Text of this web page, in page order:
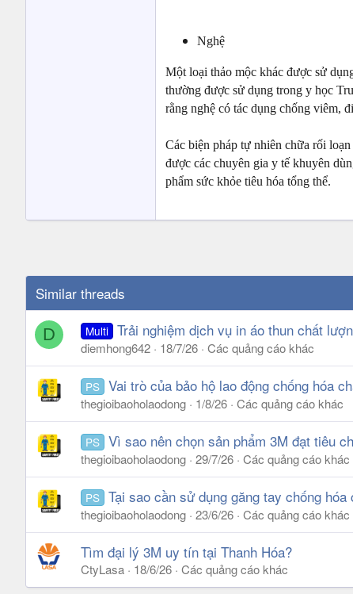
Nghệ
Một loại thảo mộc khác được sử
thường được sử dụng trong y học
rằng nghệ có tác dụng chống viêm,
Các biện pháp tự nhiên chữa rối
được các chuyên gia y tế khuyên
phẩm sức khỏe tiêu hóa tổng thể.
Similar threads
D Multi Trải nghiệm dịch vụ in áo thun chất
diemhong642 18/7/26 Các quảng cáo khác
PS Vai trò của bảo hộ lao động chống hóa
thegioibaoholaodong 1/8/26 Các quảng cáo khác
PS Vì sao nên chọn sản phẩm 3M đạt tiêu
thegioibaoholaodong 29/7/26 Các quảng cáo khác
PS Tại sao cần sử dụng găng tay chống hóa
thegioibaoholaodong 23/6/26 Các quảng cáo khác
Tìm đại lý 3M uy tín tại Thanh Hóa?
CtyLasa 18/6/26 Các quảng cáo khác